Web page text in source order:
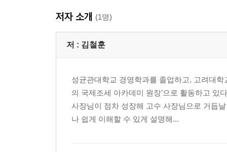
저자 소개 (1명)
저 : 김철훈
성균관대학교 경영학과를 졸업하고, 고려대
의 국제조세 아카데미 원장’으로 활동하고 있
사장님이 점차 성장해 고수 사장님으로 거듭
나 쉽게 이해할 수 있게 설명해...